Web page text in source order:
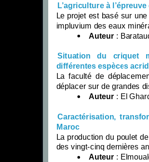
L’agriculture à
Le projet est basé sur
impluvium des eaux
Auteur :
Situation du criquet
différentes espèces
La faculté de
déplacer sur de grandes
Auteur : El
Caractérisation,
Maroc
La production du poulet
des vingt-cinq dernières
Auteur :